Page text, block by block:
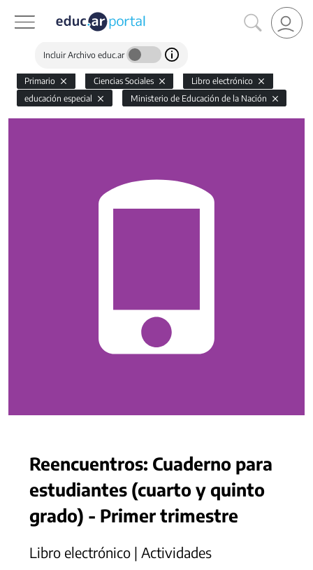
Incluir Archivo educ.ar
Primario Ciencias Sociales
Libro electrónico
educación especial
Ministerio de Educación de la Nación
Reencuentros: Cuaderno para
estudiantes (cuarto y quinto
grado) - Primer trimestre
Libro electrónico | Actividades